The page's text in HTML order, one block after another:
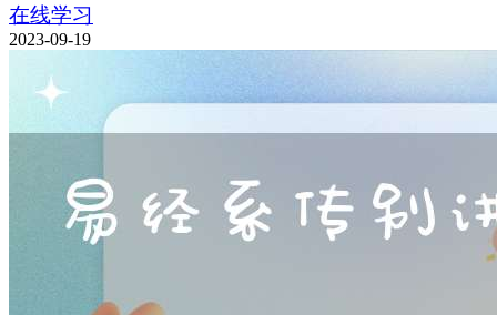
在线学习
2023-09-19